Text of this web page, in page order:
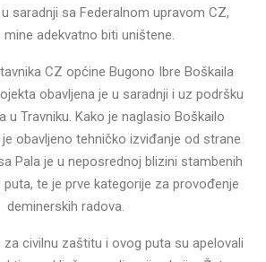
saradnji sa Federalnom upravom CZ,
mine adekvatno biti uništene.
CZ općine Bugono Ibre Boškaila
obavljena je u saradnji i uz podršku
u Travniku. Kako je naglasio Boškailo
obavljeno tehničko izviđanje od strane
Pala je u neposrednoj blizini stambenih
te je prve kategorije za provođenje
deminerskih radova.
za civilnu zaštitu i ovog puta su apelovali